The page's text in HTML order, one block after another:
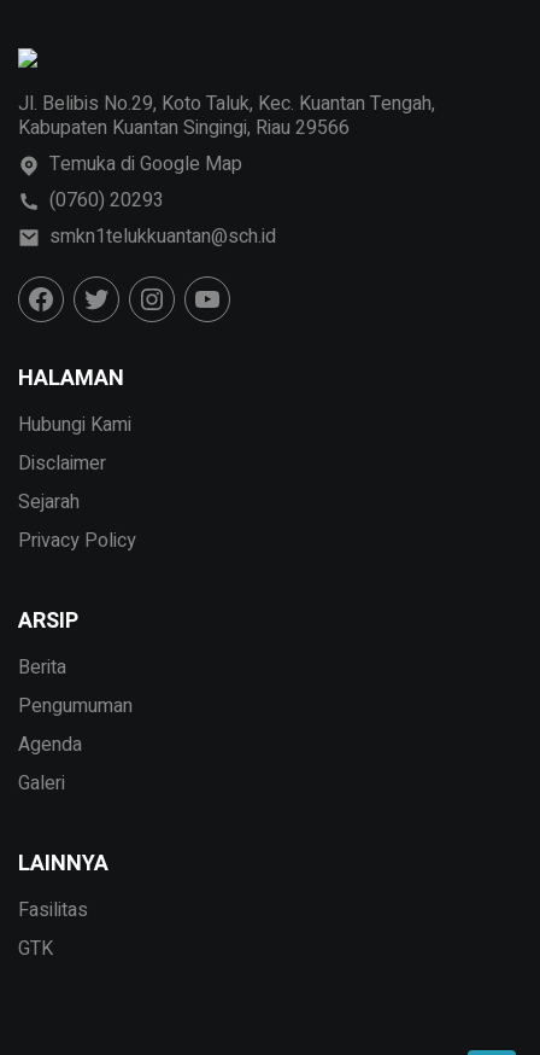
Jl. Belibis No.29, Koto Taluk, Kec. Kuantan Tengah,
Kabupaten Kuantan Singingi, Riau 29566
Temuka di Google Map
(0760) 20293
smkn1telukkuantan@sch.id
HALAMAN
Hubungi Kami
Disclaimer
Sejarah
Privacy Policy
ARSIP
Berita
Pengumuman
Agenda
Galeri
LAINNYA
Fasilitas
GTK